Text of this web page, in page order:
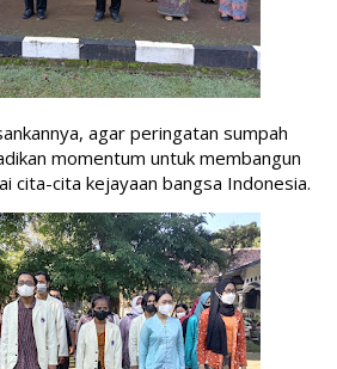
momentum untuk membangun
cita-cita kejayaan bangsa Indonesia.